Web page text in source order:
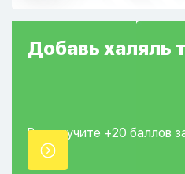
Добавь халяль
Вы получите +20 баллов
точки.